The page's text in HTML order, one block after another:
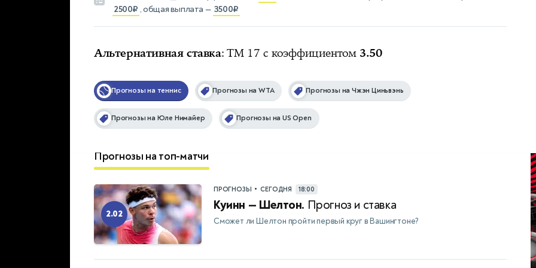
2500₽ , общая выплата — 3500₽
Альтернативная ставка: ТМ 17 с коэффициентом 3.50
Прогнозы на теннис Прогнозы на WTA Прогнозы на Чжэн Циньвэнь
Прогнозы на Юле Нимайер Прогнозы на US Open
Прогнозы на топ-матчи
2.02
ПРОГНОЗЫ • СЕГОДНЯ 18:00
Куинн — Шелтон. Прогноз и ставка
Сможет ли Шелтон пройти первый круг в Вашингтоне?